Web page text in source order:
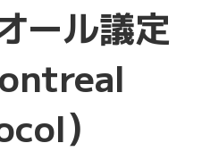
ール議定
）